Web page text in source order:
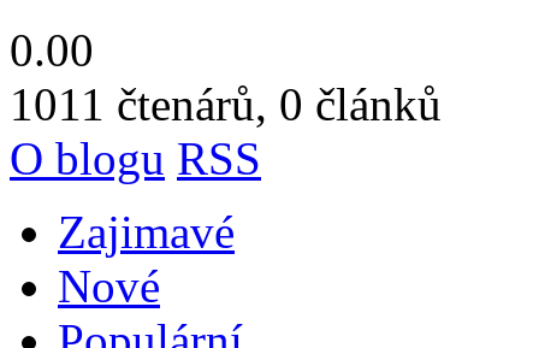
0.00
1011 čtenárů, 0 článků
O blogu RSS
Zajimavé
Nové